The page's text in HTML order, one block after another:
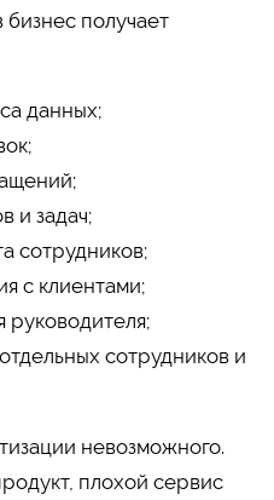
получает
данных;
и задач;
сотрудников;
с клиентами;
руководителя;
сотрудников и
невозможного.
плохой сервис